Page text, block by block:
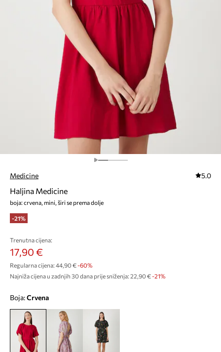
Medicine 5.0
Haljina Medicine
boja: crvena, mini, širi se prema dolje
-21%
Trenutna cijena:
17,90 €
Regularna cijena: 44,90 €-60%
Najniža cijena u zadnjih 30 dana prije sniženja: 22,90 € -21%
Boja: crvena